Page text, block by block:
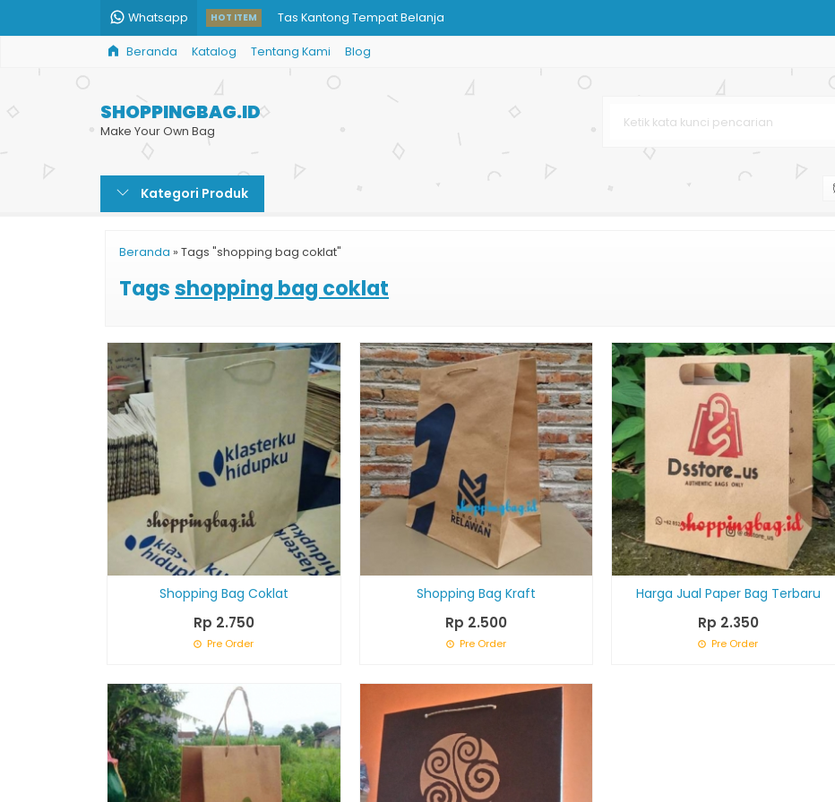
Whatsapp HOT ITEM Tas Kantong Tempat Belanja
Tas Kertas Sepatu
Paper Bag Toko Handphone
Tempat Pembuatan Shopping Bag Murah
Beranda Katalog Tentang Kami Blog
SHOPPINGBAG.ID
Make Your Own Bag
Kategori Produk
Beranda » Tags "shopping bag coklat"
Tagsshopping bag coklat
Shopping Bag Coklat
Rp 2.750
Pre Order
Shopping Bag Kraft
Rp 2.500
Pre Order
Harga Jual Paper Bag Terbaru
Rp 2.350
Pre Order